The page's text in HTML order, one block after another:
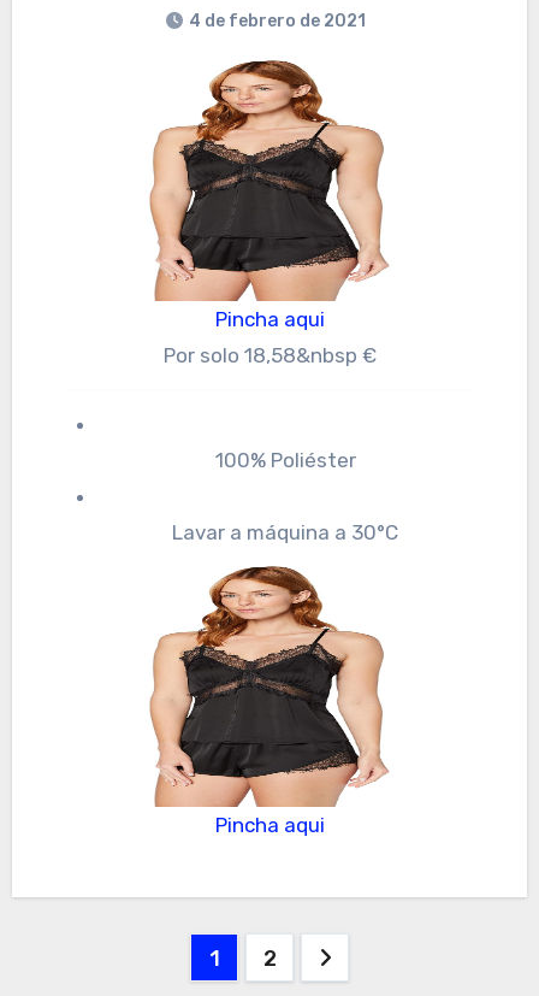
4 de febrero de 2021
Pincha aqui
Por solo 18,58&nbsp €
100% Poliéster
Lavar a máquina a 30°C
Pincha aqui
Paginación1 2